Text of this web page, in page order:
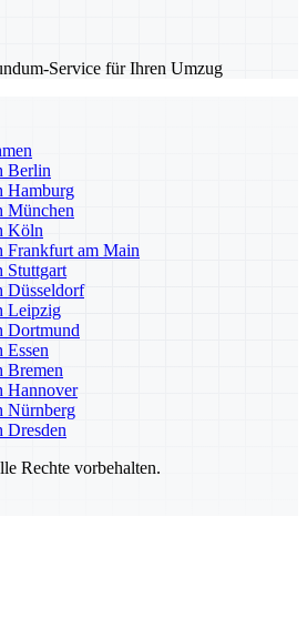
Service für Ihren Umzug
Berlin
Hamburg
München
Köln
Frankfurt am Main
Stuttgart
Düsseldorf
Leipzig
Dortmund
Bremen
Hannover
Nürnberg
Dresden
Rechte vorbehalten.